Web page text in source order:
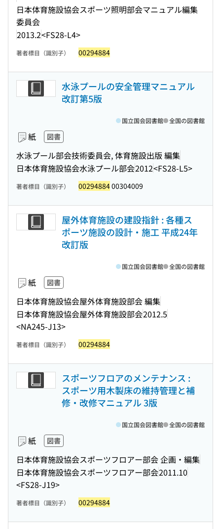
日本体育施設協会スポーツ照明部会マニュアル編集
委員会
2013.2<FS28-L4>
著者標目（識別子） 00294884
水泳プールの安全管理マニュアル
改訂第5版
紙 図書
水泳プール部会技術委員会, 体育施設出版 編集
日本体育施設協会水泳プール部会2012<FS28-L5>
国立国会図書館 全国の図書館
著者標目（識別子） 0029488400304009
屋外体育施設の建設指針 : 各種ス
ポーツ施設の設計・施工 平成24年
改訂版
紙 図書
日本体育施設協会屋外体育施設部会 編集
日本体育施設協会屋外体育施設部会2012.5
<NA245-J13>
国立国会図書館 全国の図書館
著者標目（識別子） 00294884
スポーツフロアのメンテナンス :
スポーツ用木製床の維持管理と補
修・改修マニュアル 3版
紙 図書
日本体育施設協会スポーツフロアー部会 企画・編集
日本体育施設協会スポーツフロアー部会2011.10
<FS28-J19>
国立国会図書館 全国の図書館
著者標目（識別子） 00294884